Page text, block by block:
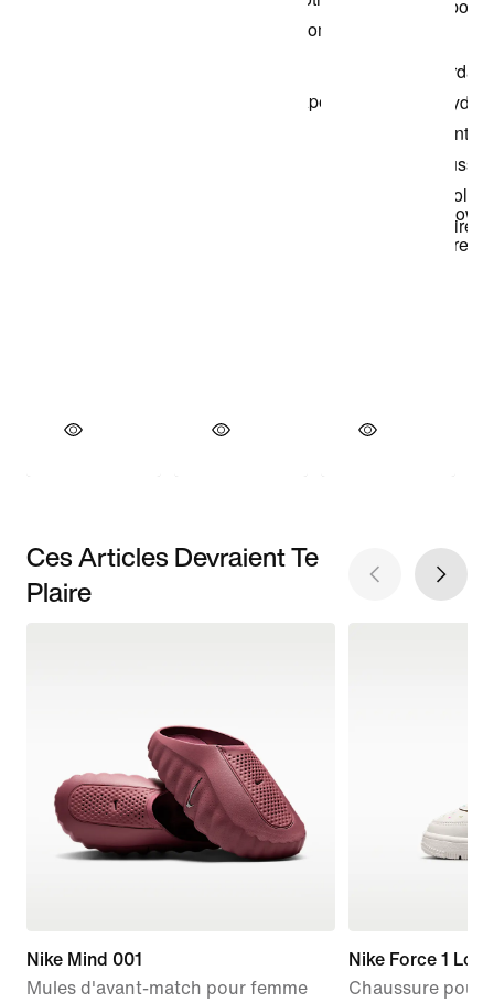
Ces Articles Devraient Te
Plaire
Nike Mind 001
Mules d'avant-match pour femme
Nike Force 1 Low
Chaussure pour